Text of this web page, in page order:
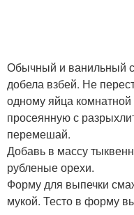
Обычный и ванильный
добела взбей. Не
одному яйца
просеянную с
перемешай.
Добавь в массу
рубленые орехи.
Форму для выпечки
мукой. Тесто в форму